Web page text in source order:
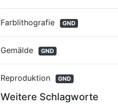
Farblithografie GND
Gemälde GND
Reproduktion GND
Weitere Schlagworte